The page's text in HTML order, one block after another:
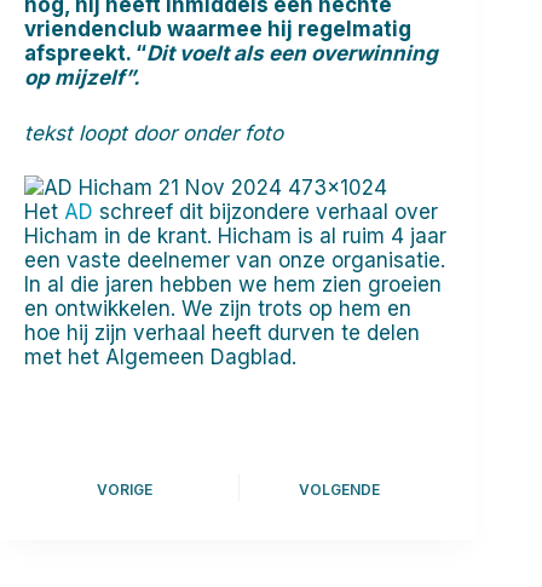
nog, hij heeft inmiddels een hechte
vriendenclub waarmee hij regelmatig
afspreekt. “Dit voelt als een overwinning
op mijzelf”.
tekst loopt door onder foto
Het AD schreef dit bijzondere verhaal over
Hicham in de krant. Hicham is al ruim 4 jaar
een vaste deelnemer van onze organisatie.
In al die jaren hebben we hem zien groeien
en ontwikkelen. We zijn trots op hem en
hoe hij zijn verhaal heeft durven te delen
met het Algemeen Dagblad.
VORIGE VOLGENDE